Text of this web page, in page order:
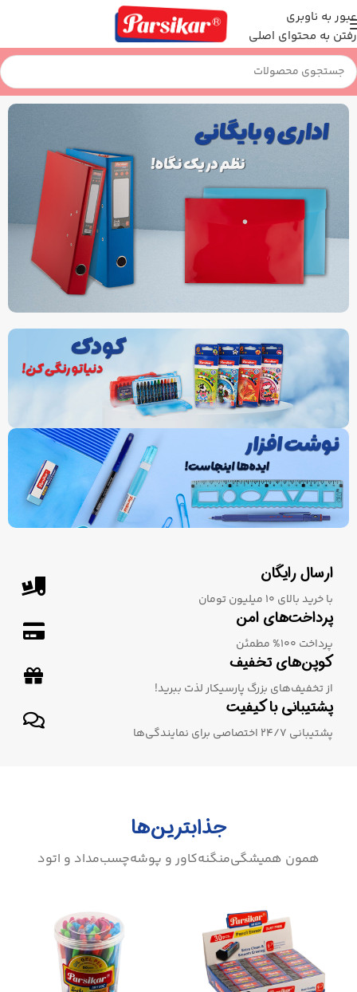
عبور به ناوبری
رفتن به محتوای اصلی
ارسال رایگان
با خرید بالای 10 میلیون تومان
پرداخت‌های امن
پرداخت 100% مطمئن
کوپن‌های تخفیف
از تخفیف‌های بزرگ پارسیکار لذت ببرید!
پشتیبانی با کیفیت
پشتیبانی 24/7 اختصاصی برای نمایندگی‌ها
جذابترین‌ها
همون همیشگیمنگنهکاور و پوشهچسبمداد و اتود